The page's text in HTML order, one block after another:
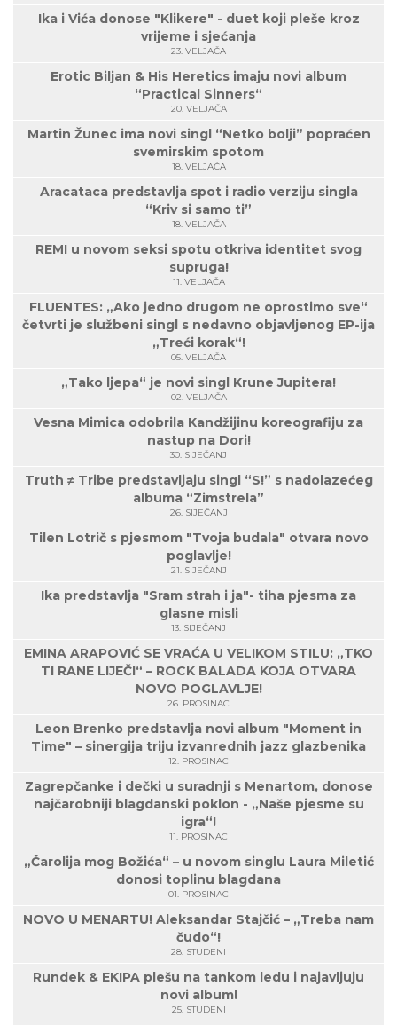
Ika i Vića donose "Klikere" - duet koji pleše kroz
vrijeme i sjećanja
23. VELJAČA
Erotic Biljan & His Heretics imaju novi album
“Practical Sinners“
20. VELJAČA
Martin Žunec ima novi singl “Netko bolji” popraćen
svemirskim spotom
18. VELJAČA
Aracataca predstavlja spot i radio verziju singla
“Kriv si samo ti”
18. VELJAČA
REMI u novom seksi spotu otkriva identitet svog
supruga!
11. VELJAČA
FLUENTES: „Ako jedno drugom ne oprostimo sve“
četvrti je službeni singl s nedavno objavljenog EP-ija
„Treći korak“!
05. VELJAČA
„Tako ljepa“ je novi singl Krune Jupitera!
02. VELJAČA
Vesna Mimica odobrila Kandžijinu koreografiju za
nastup na Dori!
30. SIJEČANJ
Truth ≠ Tribe predstavljaju singl “S!” s nadolazećeg
albuma “Zimstrela”
26. SIJEČANJ
Tilen Lotrič s pjesmom "Tvoja budala" otvara novo
poglavlje!
21. SIJEČANJ
Ika predstavlja "Sram strah i ja"- tiha pjesma za
glasne misli
13. SIJEČANJ
EMINA ARAPOVIĆ SE VRAĆA U VELIKOM STILU: „TKO
TI RANE LIJEČI“ – ROCK BALADA KOJA OTVARA
NOVO POGLAVLJE!
26. PROSINAC
Leon Brenko predstavlja novi album "Moment in
Time" – sinergija triju izvanrednih jazz glazbenika
12. PROSINAC
Zagrepčanke i dečki u suradnji s Menartom, donose
najčarobniji blagdanski poklon - „Naše pjesme su
igra“!
11. PROSINAC
„Čarolija mog Božića“ – u novom singlu Laura Miletić
donosi toplinu blagdana
01. PROSINAC
NOVO U MENARTU! Aleksandar Stajčić – „Treba nam
čudo“!
28. STUDENI
Rundek & EKIPA plešu na tankom ledu i najavljuju
novi album!
25. STUDENI